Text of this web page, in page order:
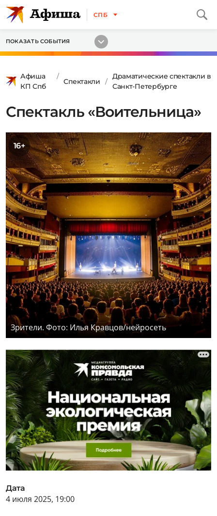
СПБ
ПОКАЗАТЬ СОБЫТИЯ
Афиша
КП Спб
Спектакли
Драматические спектакли в
Санкт-Петербурге
Спектакль «Воительница»
16+
Зрители. Фото: Илья Кравцов/нейросеть
Дата
4 июля 2025, 19:00